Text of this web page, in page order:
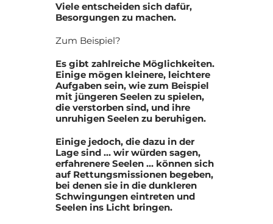
Viele entscheiden sich dafür,
Besorgungen zu machen.
Zum Beispiel?
Es gibt zahlreiche Möglichkeiten.
Einige mögen kleinere, leichtere
Aufgaben sein, wie zum Beispiel
mit jüngeren Seelen zu spielen,
die verstorben sind, und ihre
unruhigen Seelen zu beruhigen.
Einige jedoch, die dazu in der
Lage sind … wir würden sagen,
erfahrenere Seelen … können sich
auf Rettungsmissionen begeben,
bei denen sie in die dunkleren
Schwingungen eintreten und
Seelen ins Licht bringen.